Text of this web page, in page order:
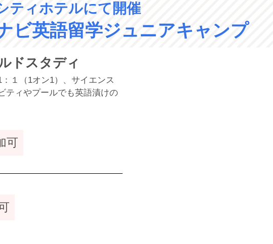
ティホテルにて開催
ビ英語留学ジュニアキャンプ
ドスタディ
：１（1オン1）、サイエンス
ティやプールでも英語漬けの
可